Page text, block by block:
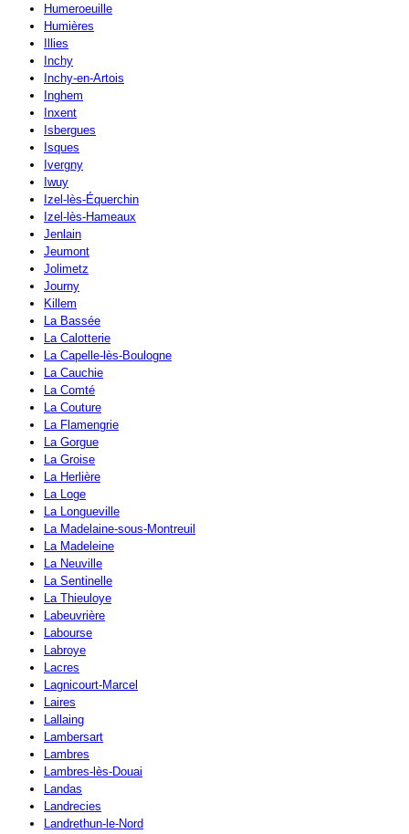
Humeroeuille
Humières
Illies
Inchy
Inchy-en-Artois
Inghem
Inxent
Isbergues
Isques
Ivergny
Iwuy
Izel-lès-Équerchin
Izel-lès-Hameaux
Jenlain
Jeumont
Jolimetz
Journy
Killem
La Bassée
La Calotterie
La Capelle-lès-Boulogne
La Cauchie
La Comté
La Couture
La Flamengrie
La Gorgue
La Groise
La Herlière
La Loge
La Longueville
La Madelaine-sous-Montreuil
La Madeleine
La Neuville
La Sentinelle
La Thieuloye
Labeuvrière
Labourse
Labroye
Lacres
Lagnicourt-Marcel
Laires
Lallaing
Lambersart
Lambres
Lambres-lès-Douai
Landas
Landrecies
Landrethun-le-Nord